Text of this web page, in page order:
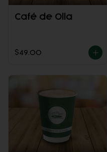
Café de Olla
$49.00